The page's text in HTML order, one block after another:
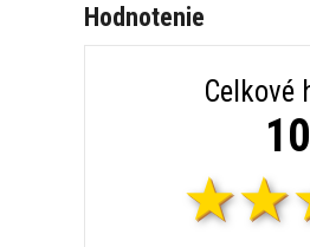
Hodnotenie
Celkové